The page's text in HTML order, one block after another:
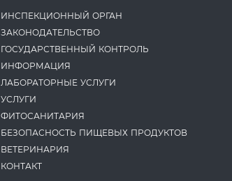
ИНСПЕКЦИОННЫЙ ОРГАН
ЗАКОНОДАТЕ­ЛЬСТВО
ГОСУДАРСТВЕННЫЙ КОНТРОЛЬ
ИНФОРМАЦИЯ
ЛАБОРАТОРНЫЕ УСЛУГИ
УСЛУГИ
ФИТОСАНИТАРИЯ
БЕЗОПАСНОСТЬ ПИЩЕВЫХ ПРОДУКТОВ
ВЕТЕРИНАРИЯ
КОНТАКТ